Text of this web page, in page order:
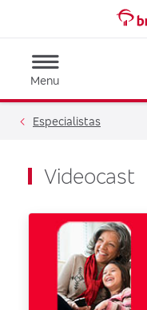
Menu
Especialistas
Videocast